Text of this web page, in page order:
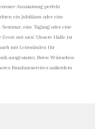
Ausstattung perfekt
ein Jubiläum oder eine
eine Tagung oder eine
Event mit uns! Unsere Halle ist
mit Leinwänden für
ausgestattet. Ihren Wünschen
Rundumservices außerdem